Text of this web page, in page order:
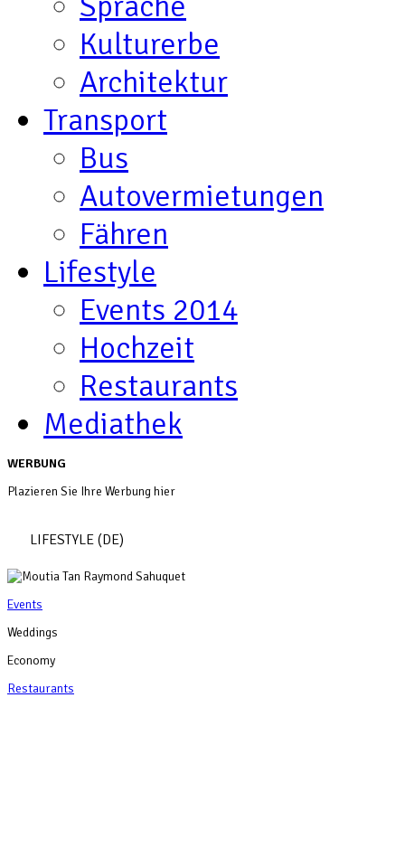
Kulturerbe
Architektur
Transport
Bus
Autovermietungen
Fähren
Lifestyle
Events 2014
Hochzeit
Restaurants
Mediathek
WERBUNG
Plazieren Sie Ihre Werbung hier
LIFESTYLE (DE)
Events
Weddings
Economy
Restaurants